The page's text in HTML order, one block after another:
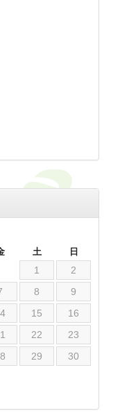
土 日
1
2
8
9
15
16
22
23
29
30